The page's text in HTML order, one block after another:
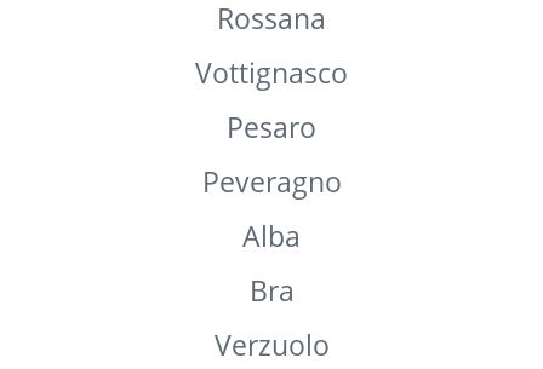
Piasco
Maniago
Moncalieri
Borgo San Dalmazzo
Bentivoglio
Rossana
Vottignasco